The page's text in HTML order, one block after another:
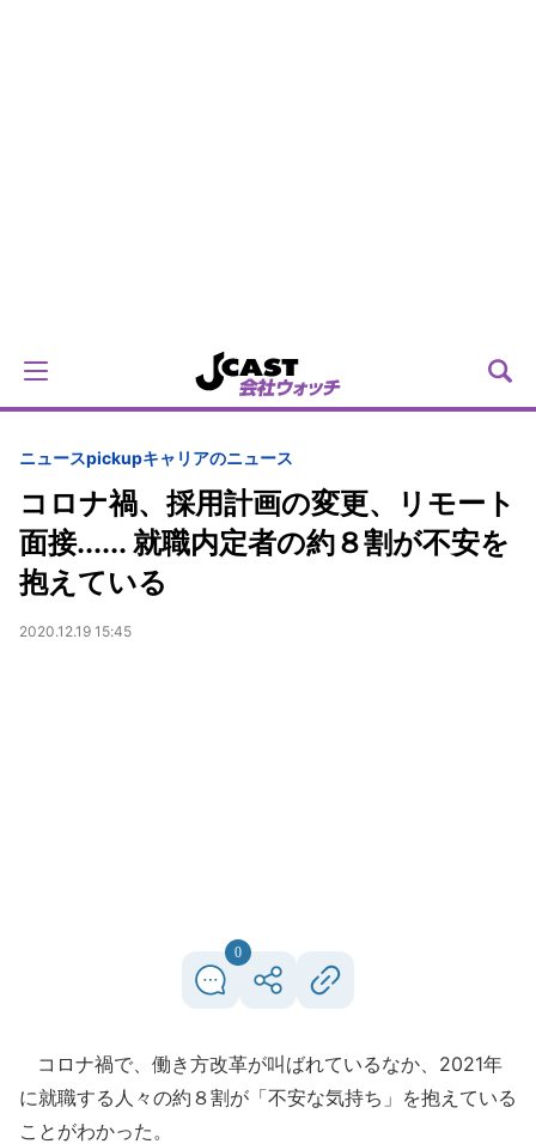
ニュースpickupキャリアのニュース
コロナ禍、採用計画の変更、リモート
面接...... 就職内定者の約８割が不安を
抱えている
2020.12.19 15:45
0
コロナ禍で、働き方改革が叫ばれているなか、2021年
に就職する人々の約８割が「不安な気持ち」を抱えている
ことがわかった。